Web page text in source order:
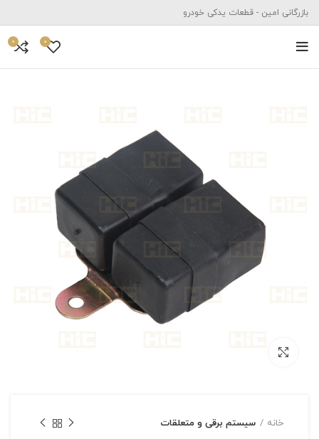
بازرگانی امین - قطعات یدکی خودرو
0
0
خانه سیستم برقی و متعلقات